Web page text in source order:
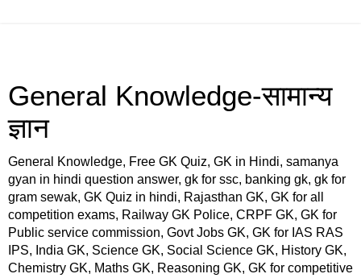
General Knowledge-सामान्य
ज्ञान
General Knowledge, Free GK Quiz, GK in Hindi, samanya
gyan in hindi question answer, gk for ssc, banking gk, gk for
gram sewak, GK Quiz in hindi, Rajasthan GK, GK for all
competition exams, Railway GK Police, CRPF GK, GK for
Public service commission, Govt Jobs GK, GK for IAS RAS
IPS, India GK, Science GK, Social Science GK, History GK,
Chemistry GK, Maths GK, Reasoning GK, GK for competitive